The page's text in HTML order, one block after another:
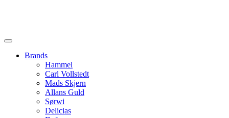
Brands
Hammel
Carl Vollstedt
Mads Skjern
Allans Guld
Sørwi
Delicias